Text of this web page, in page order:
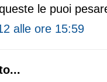
le puoi
alle ore 15:59